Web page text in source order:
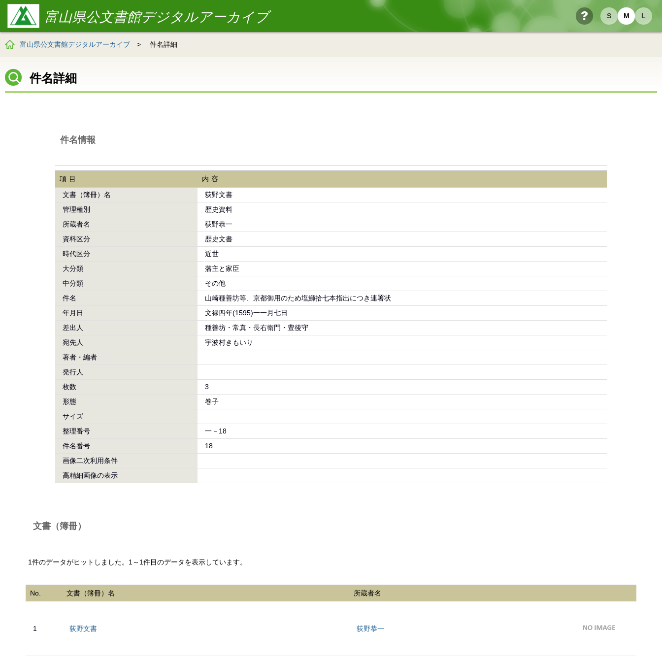
S M L
ヘルプ
富山県公文書館デジタルアーカイブ
富山県公文書館デジタルアーカイブ > 件名詳細
件名詳細
件名情報
項目
内容
文書（簿冊）名
荻野文書
管理種別
歴史資料
所蔵者名
荻野恭一
資料区分
歴史文書
時代区分
近世
大分類
藩主と家臣
中分類
その他
件名
山崎種善坊等、京都御用のため塩鰤拾七本指出につき連署状
年月日
文禄四年(1595)一一月七日
差出人
種善坊・常真・長右衛門・豊後守
宛先人
宇波村きもいり
著者・編者
発行人
枚数
3
形態
巻子
サイズ
整理番号
一－18
件名番号
18
画像二次利用条件
高精細画像の表示
文書（簿冊）
1件のデータがヒットしました。1～1件目のデータを表示しています。
No. 文書（簿冊）名 所蔵者名
1 荻野文書 荻野恭一